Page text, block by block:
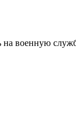
военную